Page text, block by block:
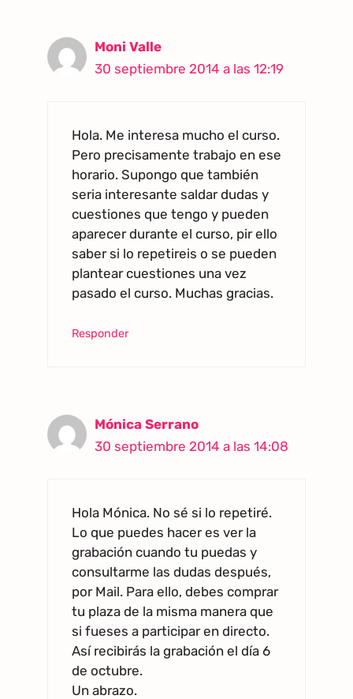
Moni Valle
30 septiembre 2014 a las 12:19
Hola. Me interesa mucho el curso.
Pero precisamente trabajo en ese
horario. Supongo que también
seria interesante saldar dudas y
cuestiones que tengo y pueden
aparecer durante el curso, pir ello
saber si lo repetireis o se pueden
plantear cuestiones una vez
pasado el curso. Muchas gracias.
Responder
Mónica Serrano
30 septiembre 2014 a las 14:08
Hola Mónica. No sé si lo repetiré.
Lo que puedes hacer es ver la
grabación cuando tu puedas y
consultarme las dudas después,
por Mail. Para ello, debes comprar
tu plaza de la misma manera que
si fueses a participar en directo.
Así recibirás la grabación el día 6
de octubre.
Un abrazo.